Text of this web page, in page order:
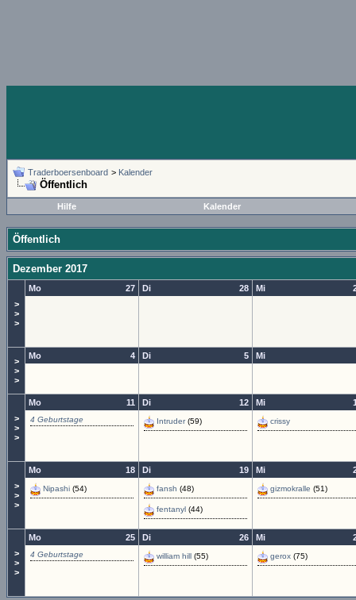
Traderboersenboard > Kalender
Öffentlich
Hilfe Kalender
Öffentlich
Dezember 2017
>
>
>
27
Mo 28
Di Mi
>
>
>
4
Mo 5
Di Mi
>
>
>
11
Mo
4 Geburtstage
12
Di
Intruder(59)
Mi
crissy
>
>
>
18
Mo
Nipashi (54)
19
Di
fansh (48)
fentanyl (44)
Mi
gizmokralle (51)
>
>
>
25
Mo
4 Geburtstage
26
Di
william hill (55)
Mi
gerox (75)